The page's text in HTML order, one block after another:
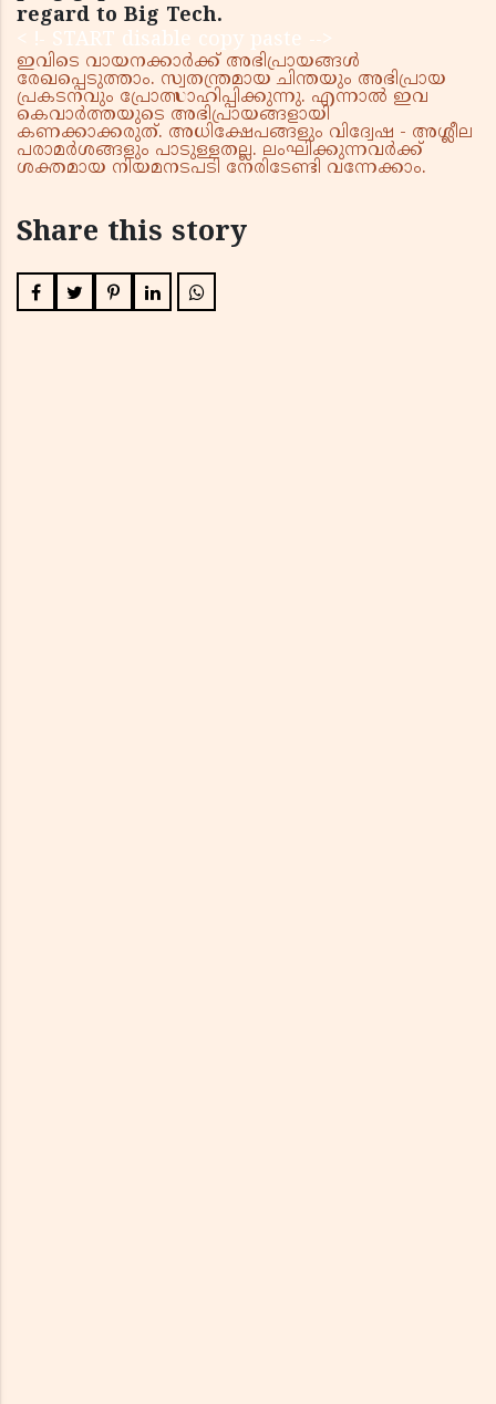
regard to Big Tech.
< !- START disable copy paste -->
ഇവിടെ വായനക്കാർക്ക് അഭിപ്രായങ്ങൾ
രേഖപ്പെടുത്താം. സ്വതന്ത്രമായ ചിന്തയും അഭിപ്രായ
പ്രകടനവും പ്രോത്സാഹിപ്പിക്കുന്നു. എന്നാൽ ഇവ
കെവാർത്തയുടെ അഭിപ്രായങ്ങളായി
കണക്കാക്കരുത്. അധിക്ഷേപങ്ങളും വിദ്വേഷ - അശ്ലീല
പരാമർശങ്ങളും പാടുള്ളതല്ല. ലംഘിക്കുന്നവർക്ക്
ശക്തമായ നിയമനടപടി നേരിടേണ്ടി വന്നേക്കാം.
Share this story